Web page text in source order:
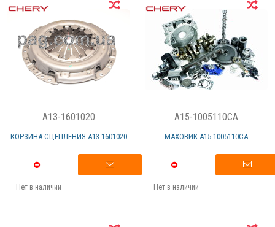
A13-1601020
КОРЗИНА СЦЕПЛЕНИЯ А13-1601020
Нет в наличии
A15-1005110CA
МАХОВИК А15-1005110СА
Нет в наличии